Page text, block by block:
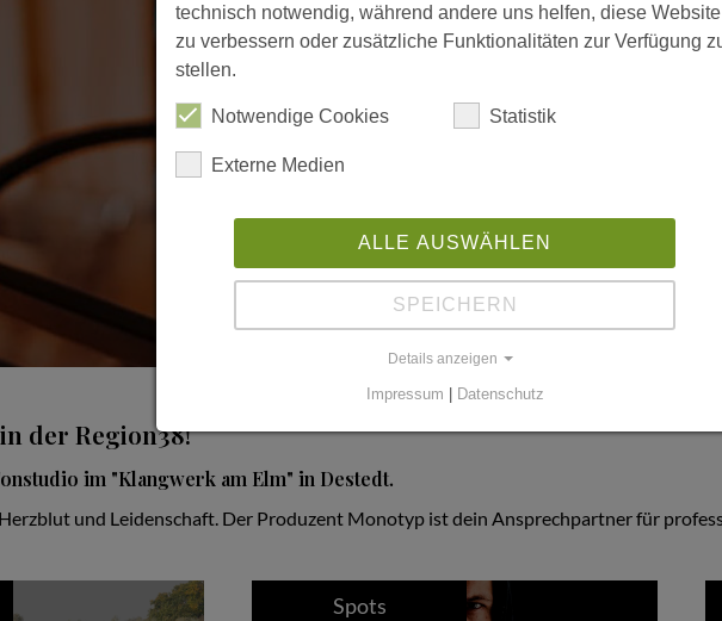
der Region38!
im "Klangwerk am Elm" in Destedt.
und Leidenschaft. Der Produzent Monotyp ist dein Ansprechpartner für
Spots
technisch notwendig, während andere uns helfen, diese Website
zu verbessern oder zusätzliche Funktionalitäten zur Verfügung
stellen.
Notwendige Cookies Statistik
Externe Medien
ALLE AUSWÄHLEN
SPEICHERN
Details anzeigen
Impressum | Datenschutz